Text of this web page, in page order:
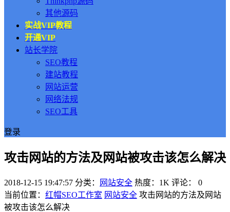
其他源码
实战VIP教程
开通VIP
站长学院
SEO教程
建站教程
网站运营
网络法规
SEO工具
登录
攻击网站的方法及网站被攻击该怎么解决
2018-12-15 19:47:57 分类： 网站安全 热度：1K 评论：
0
当前位置： 红帽SEO工作室 网站安全 攻击网站的方法及网站
被攻击该怎么解决